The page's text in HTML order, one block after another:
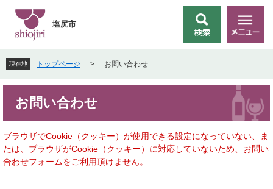
先
頭
で
を
飛
ば
本
文
へ
索
メ
ニ
塩尻市
現在地 トップページ > お問い合わせ
お問い合わせ
ブラウザでCookie（クッキー）が使用できる設定になっていない、ま
たは、ブラウザがCookie（クッキー）に対応していないため、お問い
合わせフォームをご利用頂けません。